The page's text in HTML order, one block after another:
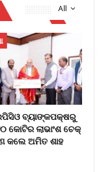
All
ବ୍ୟାଙ୍କପକ୍ଷରୁ
କୋଟିର ଲାଭାଂଶ ଚେକ୍
କଲେ ଅମିତ ଶାହ